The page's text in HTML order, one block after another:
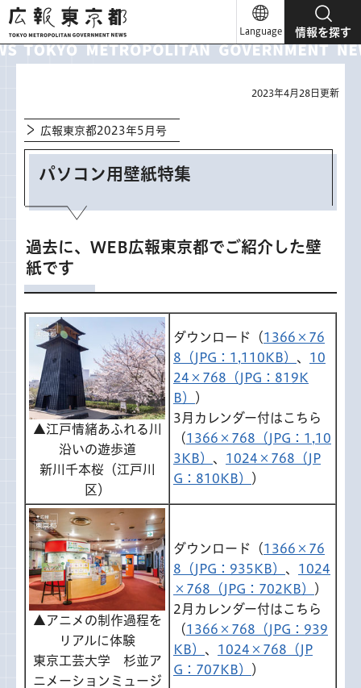
広報東京都
Language 情報を探す
2023年4月28日更新
広報東京都2023年5月号
パソコン用壁紙特集
過去に、WEB広報東京都でご紹介した壁
紙です
▲江戸情緒あふれる川
沿いの遊歩道
新川千本桜（江戸川
区）
ダウンロード（1366×76
8（JPG：1,110KB） 、 10
24×768（JPG：819K
B）
）
3月カレンダー付はこちら
（1366×768（JPG：1,10
3KB） 、 1024×768（JP
G：810KB）
）
▲アニメの制作過程を
リアルに体験
東京工芸大学 杉並ア
ニメーションミュージ
ダウンロード（1366×76
8（JPG：935KB） 、 1024
×768（JPG：702KB）
）
2月カレンダー付はこちら
（1366×768（JPG：939
KB） 、 1024×768（JP
G：707KB）
）